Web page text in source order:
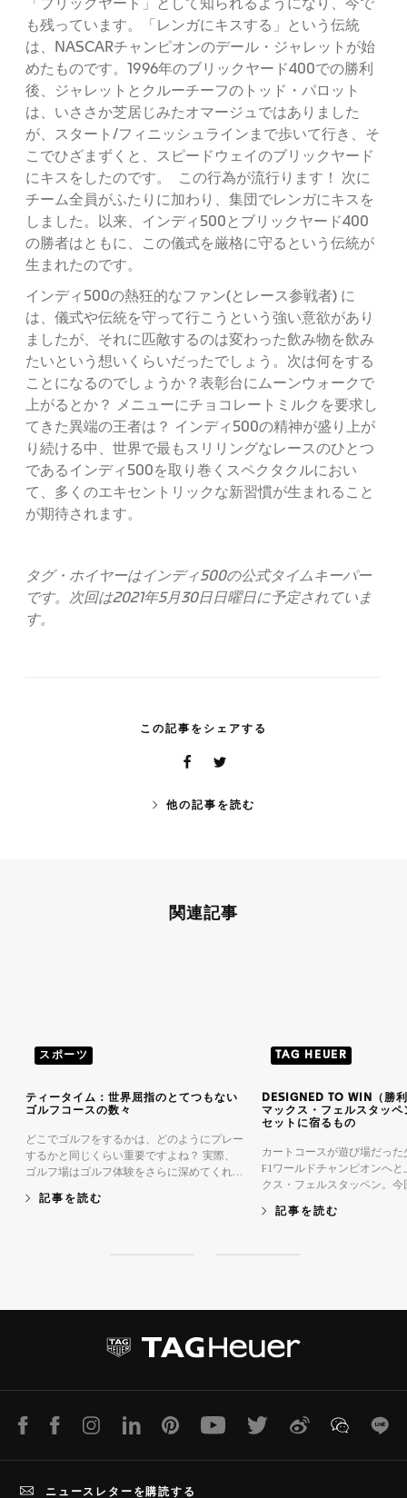
「ブリックヤード」として知られるようになり、今で
も残っています。「レンガにキスする」という伝統
は、NASCARチャンピオンのデール・ジャレットが始
めたものです。1996年のブリックヤード400での勝利
後、ジャレットとクルーチーフのトッド・パロット
は、いささか芝居じみたオマージュではありました
が、スタート/フィニッシュラインまで歩いて行き、そ
こでひざまずくと、スピードウェイのブリックヤード
にキスをしたのです。 この行為が流行ります！ 次に
チーム全員がふたりに加わり、集団でレンガにキスを
しました。以来、インディ500とブリックヤード400
の勝者はともに、この儀式を厳格に守るという伝統が
生まれたのです。
インディ500の熱狂的なファン(とレース参戦者) に
は、儀式や伝統を守って行こうという強い意欲があり
ましたが、それに匹敵するのは変わった飲み物を飲み
たいという想いくらいだったでしょう。次は何をする
ことになるのでしょうか？表彰台にムーンウォークで
上がるとか？ メニューにチョコレートミルクを要求し
てきた異端の王者は？ インディ500の精神が盛り上が
り続ける中、世界で最もスリリングなレースのひとつ
であるインディ500を取り巻くスペクタクルにおい
て、多くのエキセントリックな新習慣が生まれること
が期待されます。
タグ・ホイヤーはインディ500の公式タイムキーパー
です。次回は2021年5月30日日曜日に予定されていま
す。
この記事をシェアする
他の記事を読む
関連記事
ティータイム：世界屈指のとてつもない
ゴルフコースの数々
どこでゴルフをするかは、どのようにプレー
するかと同じくらい重要ですよね？ 実際、
ゴルフ場はゴルフ体験をさらに深めてくれる
ら、青々としたフェアウェイ、手入れの行き
記事を読む
スポーツ
DESIGNED TO WIN（勝
マックス・フェルスタッペ
セットに宿るもの
カートコースが遊び場だっ
F1ワールドチャンピオンへ
クス・フェルスタッペン。
まり、本能、明晰さ、フォー
記事を読む
TAG HEUER
d
1
d
2
LINE Facebook InstagramLinkedInPinterest YoutubeTwitter Weibo WeChat
ニュースレターを購読する